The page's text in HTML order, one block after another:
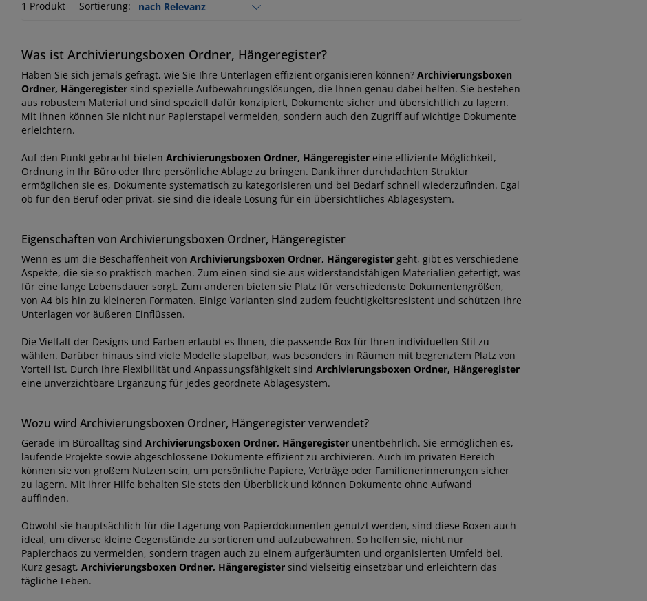
1 Produkt Sortierung:
Was ist Archivierungsboxen Ordner, Hängeregister?
Haben Sie sich jemals gefragt, wie Sie Ihre Unterlagen effizient organisieren können? Archivierungsboxen
Ordner, Hängeregistersind spezielle Aufbewahrungslösungen, die Ihnen genau dabei helfen. Sie bestehen
aus robustem Material und sind speziell dafür konzipiert, Dokumente sicher und übersichtlich zu lagern.
Mit ihnen können Sie nicht nur Papierstapel vermeiden, sondern auch den Zugriff auf wichtige Dokumente
erleichtern.
Auf den Punkt gebracht bieten Archivierungsboxen Ordner, Hängeregistereine effiziente Möglichkeit,
Ordnung in Ihr Büro oder Ihre persönliche Ablage zu bringen. Dank ihrer durchdachten Struktur
ermöglichen sie es, Dokumente systematisch zu kategorisieren und bei Bedarf schnell wiederzufinden. Egal
ob für den Beruf oder privat, sie sind die ideale Lösung für ein übersichtliches Ablagesystem.
Eigenschaften von Archivierungsboxen Ordner, Hängeregister
Wenn es um die Beschaffenheit von Archivierungsboxen Ordner, Hängeregistergeht, gibt es verschiedene
Aspekte, die sie so praktisch machen. Zum einen sind sie aus widerstandsfähigen Materialien gefertigt, was
für eine lange Lebensdauer sorgt. Zum anderen bieten sie Platz für verschiedenste Dokumentengrößen,
von A4 bis hin zu kleineren Formaten. Einige Varianten sind zudem feuchtigkeitsresistent und schützen Ihre
Unterlagen vor äußeren Einflüssen.
Die Vielfalt der Designs und Farben erlaubt es Ihnen, die passende Box für Ihren individuellen Stil zu
wählen. Darüber hinaus sind viele Modelle stapelbar, was besonders in Räumen mit begrenztem Platz von
Vorteil ist. Durch ihre Flexibilität und Anpassungsfähigkeit sind Archivierungsboxen Ordner, Hängeregister
eine unverzichtbare Ergänzung für jedes geordnete Ablagesystem.
Wozu wird Archivierungsboxen Ordner, Hängeregister verwendet?
Gerade im Büroalltag sind Archivierungsboxen Ordner, Hängeregisterunentbehrlich. Sie ermöglichen es,
laufende Projekte sowie abgeschlossene Dokumente effizient zu archivieren. Auch im privaten Bereich
können sie von großem Nutzen sein, um persönliche Papiere, Verträge oder Familienerinnerungen sicher
zu lagern. Mit ihrer Hilfe behalten Sie stets den Überblick und können Dokumente ohne Aufwand
auffinden.
Obwohl sie hauptsächlich für die Lagerung von Papierdokumenten genutzt werden, sind diese Boxen auch
ideal, um diverse kleine Gegenstände zu sortieren und aufzubewahren. So helfen sie, nicht nur
Papierchaos zu vermeiden, sondern tragen auch zu einem aufgeräumten und organisierten Umfeld bei.
Kurz gesagt, Archivierungsboxen Ordner, Hängeregistersind vielseitig einsetzbar und erleichtern das
tägliche Leben.